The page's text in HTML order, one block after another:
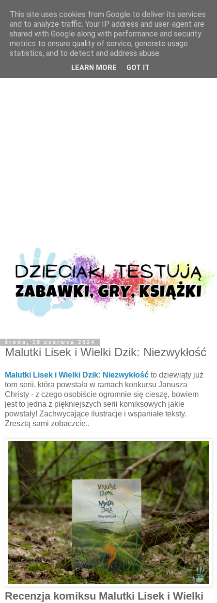
środa, 19 czerwca 2024
Malutki Lisek i Wielki Dzik: Niezwykłość
Malutki Lisek i Wielki Dzik: Niezwykłość to dziewiąty już
tom serii, która powstała w ramach konkursu Janusza
Christy - z czego osobiście ogromnie się cieszę, bowiem
jest to jedna z piękniejszych serii komiksowych jakie
powstały! Zachwycające ilustracje i wspaniałe teksty.
Zresztą sami zobaczcie..
Recenzja komiksu Malutki Lisek i Wielki
This site uses cookies from Google to deliver its services
and to analyze traffic. Your IP address and user-agent are
shared with Google along with performance and security
metrics to ensure quality of service, generate usage
statistics, and to detect and address abuse.
LEARN MORE GOT IT